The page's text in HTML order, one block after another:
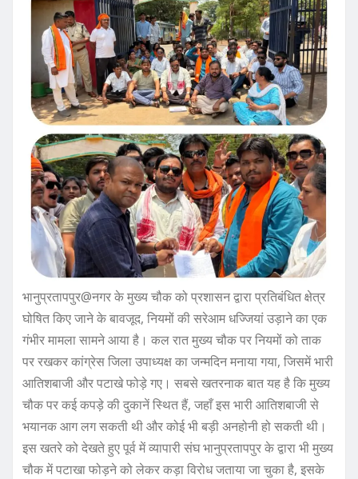
भानुप्रतापपुर@नगर के मुख्य चौक को प्रशासन द्वारा प्रतिबंधित क्षेत्र
घोषित किए जाने के बावजूद, नियमों की सरेआम धज्जियां उड़ाने का एक
गंभीर मामला सामने आया है। कल रात मुख्य चौक पर नियमों को ताक
पर रखकर कांग्रेस जिला उपाध्यक्ष का जन्मदिन मनाया गया, जिसमें भारी
आतिशबाजी और पटाखे फोड़े गए। सबसे खतरनाक बात यह है कि मुख्य
चौक पर कई कपड़े की दुकानें स्थित हैं, जहाँ इस भारी आतिशबाजी से
भयानक आग लग सकती थी और कोई भी बड़ी अनहोनी हो सकती थी।
इस खतरे को देखते हुए पूर्व में व्यापारी संघ भानुप्रतापपुर के द्वारा भी मुख्य
चौक में पटाखा फोड़ने को लेकर कड़ा विरोध जताया जा चुका है, इसके